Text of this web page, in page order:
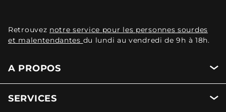
Retrouvez notre service pour les personnes sourdes
et malentendantes du lundi au vendredi de 9h à 18h.
A PROPOS
SERVICES